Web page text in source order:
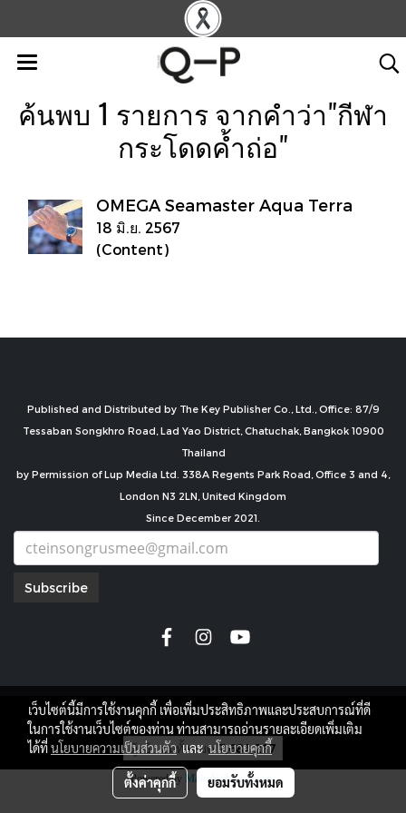
ค้นพบ 1 รายการ จากคำว่า"กีฬา
กระโดดค้ำถ่อ"
OMEGA Seamaster Aqua Terra
18 มิ.ย. 2567
(Content)
Published and Distributed by The Key Publisher Co., Ltd., Office: 87/9
Tessaban Songkhro Road, Lad Yao District, Chatuchak, Bangkok 10900
Thailand
by Permission of Lup Media Ltd. 338A Regents Park Road, Office 3 and 4,
London N3 2LN, United Kingdom
Since December 2021.
Subscribe
copyright by
ผู้เข้าชมทั้งหมด7,681,217
Powered by MakeWebEasy.com
เว็บไซต์นี้มีการใช้งานคุกกี้ เพื่อเพิ่มประสิทธิภาพและประสบการณ์ที่ดี
ในการใช้งานเว็บไซต์ของท่าน ท่านสามารถอ่านรายละเอียดเพิ่มเติม
ได้ที่นโยบายความเป็นส่วนตัวและนโยบายคุกกี้
ตั้งค่าคุกกี้ ยอมรับทั้งหมด